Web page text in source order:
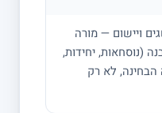
ויישום — מורה
(נוסחאות, יחידות,
הבחינה, לא רק